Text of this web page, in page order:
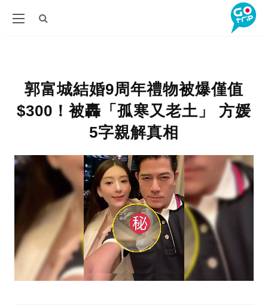
郭富城結婚9周年禮物被爆僅值
$300！被轟「孤寒又老土」 方媛
5字親解真相